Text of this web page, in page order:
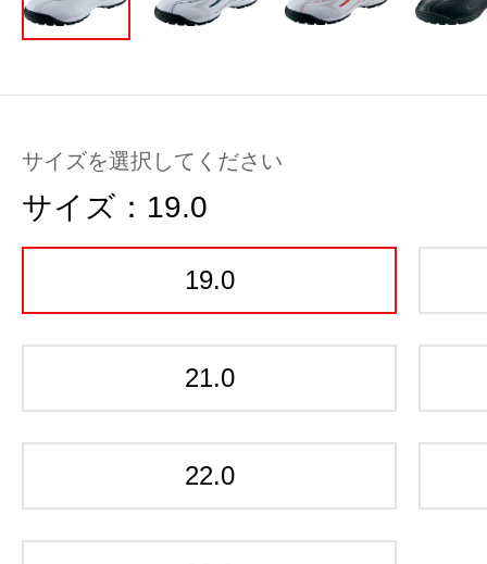
サイズを選択してください
サイズ： 19.0
19.0
21.0
22.0